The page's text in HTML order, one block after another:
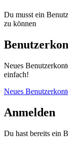
Du musst ein
zu können
Neues
einfach!
Neues
Anmelden
Du hast bereits ein